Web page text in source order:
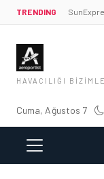
TRENDING
HAVACILIĞI
Cuma, Ağustos 7